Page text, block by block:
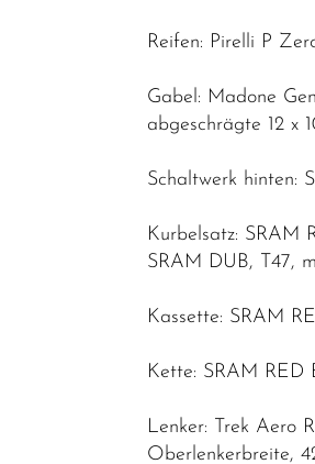
Reifen: Pirelli P
Gabel: Madone
abgeschrägte 12 x
Schaltwerk hinten:
Kurbelsatz: SRAM
SRAM DUB, T47,
Kassette: SRAM
Kette: SRAM RED
Lenker: Trek Aero
Oberlenkerbreite,